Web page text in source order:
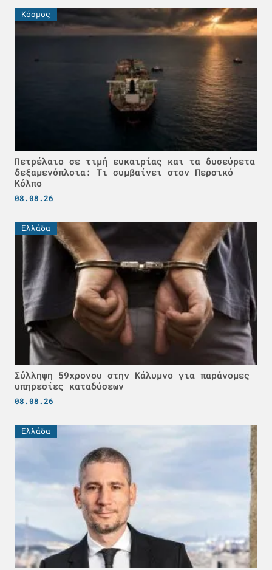
Κόσμος
Πετρέλαιο σε τιμή ευκαιρίας και τα δυσεύρετα
δεξαμενόπλοια: Τι συμβαίνει στον Περσικό
Κόλπο
08.08.26
Ελλάδα
Σύλληψη 59χρονου στην Κάλυμνο για παράνομες
υπηρεσίες καταδύσεων
08.08.26
Ελλάδα